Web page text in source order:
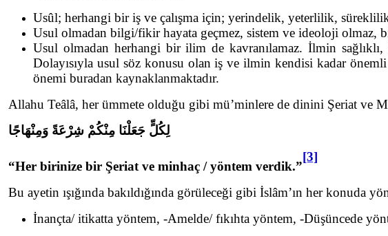
Usûl; herhangi bir iş ve çalışma için; yerindelik, yeterlilik,
Usul olmadan bilgi/fikir hayata geçmez, sistem ve ideoloji olmaz,
Usul olmadan herhangi bir ilim de kavranılamaz. İlmin sağlıklı,
Dolayısıyla usul söz konusu olan iş ve ilmin kendisi kadar
önemi buradan kaynaklanmaktadır.
Allahu Teâlâ, her ümmete olduğu gibi mü’minlere de dinini Şeriat ve
لِكُلٍّ جَعَلْنَا مِنْكُمْ شِرْعَةً وَمِنْهَاجًا
“Her birinize bir Şeriat ve minhaç / yöntem verdik.”
[3]
Bu ayetin ışığında bakıldığında görüleceği gibi İslâm’ın her konuda
İnançta/ itikatta yöntem, -Amelde/ fıkıhta yöntem, -Düşüncede